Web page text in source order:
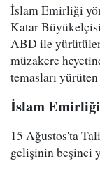
İslam Emirliği
Katar
ABD ile
müzakere
temasları
İslam
15 Ağustos'ta
gelişinin beşinci